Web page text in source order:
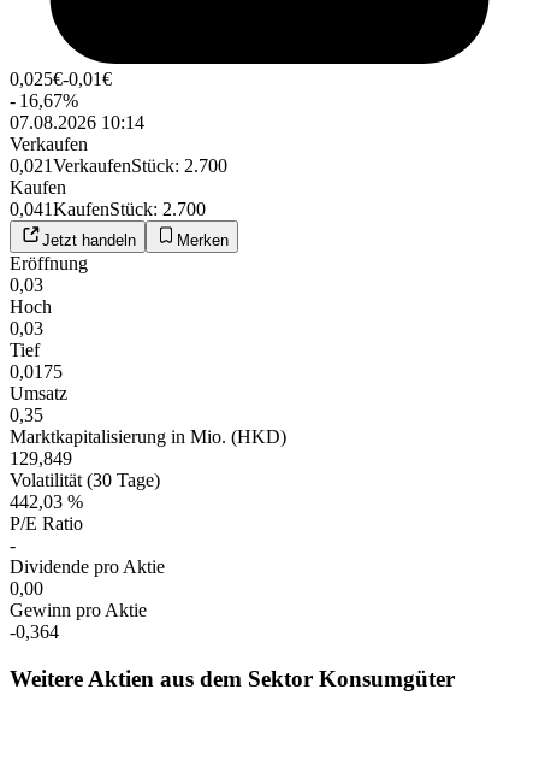
0,025€-0,01€
- 16,67%
07.08.2026 10:14
Verkaufen
0,021VerkaufenStück: 2.700
Kaufen
0,041KaufenStück: 2.700
Jetzt handeln Merken
Eröffnung
0,03
Hoch
0,03
Tief
0,0175
Umsatz
0,35
Marktkapitalisierung in Mio. (HKD)
129,849
Volatilität (30 Tage)
442,03 %
P/E Ratio
-
Dividende pro Aktie
0,00
Gewinn pro Aktie
-0,364
Weitere Aktien aus dem Sektor Konsumgüter